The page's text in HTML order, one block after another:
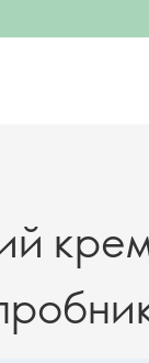
крем